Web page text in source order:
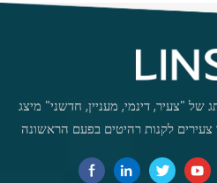
"צעיר, דינמי, מעניין, חדשני" מיצג
לקנות רהיטים בפעם הראשונה